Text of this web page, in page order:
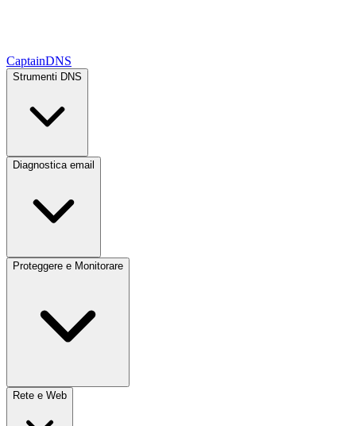
CaptainDNS
Strumenti DNS
Diagnostica email
Proteggere e Monitorare
Rete e Web